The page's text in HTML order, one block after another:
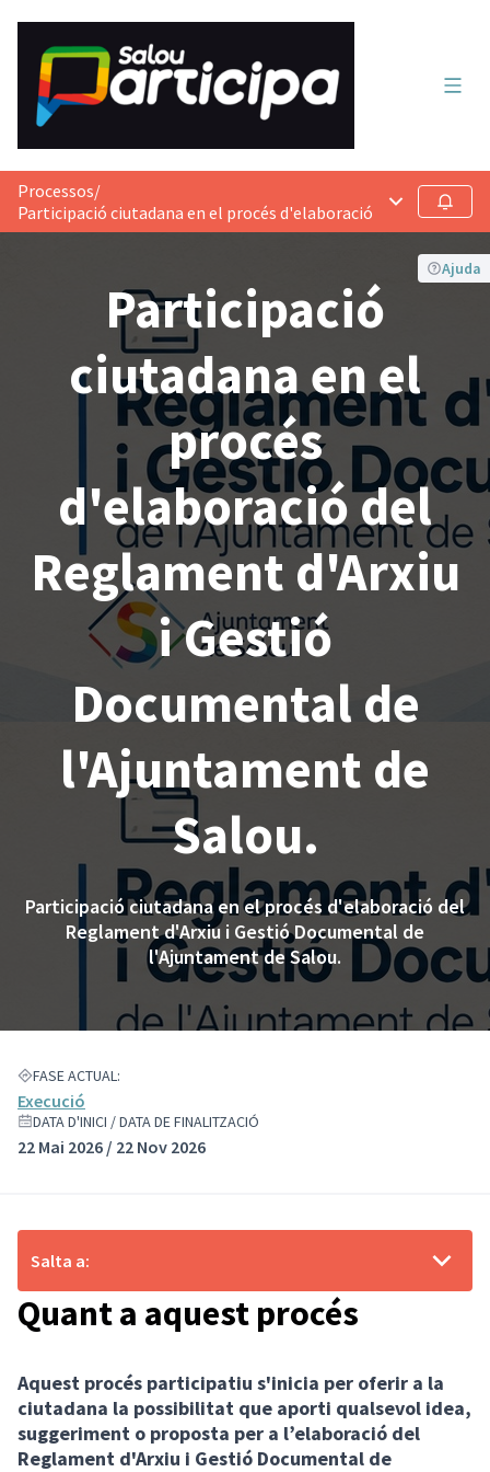
Processos/
Participació ciutadana en el procés d'elaboració delMenú Seguir
Ajuda
Participació
ciutadana en el
procés
d'elaboració del
Reglament d'Arxiu
i Gestió
Documental de
l'Ajuntament de
Salou.
Participació ciutadana en el procés d'elaboració del
Reglament d'Arxiu i Gestió Documental de
l'Ajuntament de Salou.
FASE ACTUAL:
Execució
DATA D'INICI / DATA DE FINALITZACIÓ
22 Mai 2026 / 22 Nov 2026
Quant a aquest procés
Aquest procés participatiu s'inicia per oferir a la
ciutadana la possibilitat que aporti qualsevol idea,
suggeriment o proposta per a l’elaboració del
Reglament d'Arxiu i Gestió Documental de
Salta a: